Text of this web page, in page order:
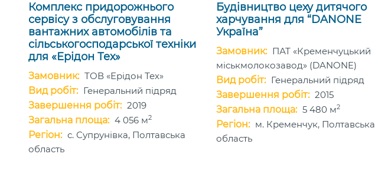
Комплекс придорожнього
сервісу з обслуговування
вантажних автомобілів та
сільськогосподарської техніки
для «Ерідон Тех»
Замовник: ТОВ «Ерідон Тех»
Вид робіт: Генеральний підряд
Завершення робіт: 2019
Загальна площа: 4 056 м2
Регіон: с. Супрунівка, Полтавська
область
Будівництво цеху дитячого
харчування для “DANONE
Україна”
Замовник: ПАТ «Кременчуцький
міськмолокозавод» (DANONE)
Вид робіт: Генеральний підряд
Завершення робіт: 2015
Загальна площа: 5 480 м2
Регіон: м. Кременчук, Полтавська
область